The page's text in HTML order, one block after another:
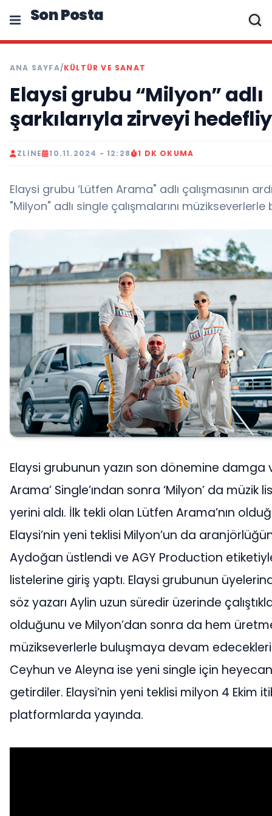
Son Posta
ANA SAYFA/KÜLTÜR VE SANAT
Elaysi grubu “Milyon” adlı
şarkılarıyla zirveyi
ZLINE 10.11.2024 - 12:28 1 DK OKUMA
Elaysi grubu ‘Lütfen Arama" adlı çalışmasının
"Milyon" adlı single çalışmalarını müzikseverlerle
Elaysi grubunun yazın son dönemine damga
Arama’ Single’ından sonra ‘Milyon’ da müzik
yerini aldı. İlk tekli olan Lütfen Arama’nın
Elaysi’nin yeni teklisi Milyon’un da
Aydoğan üstlendi ve AGY Production
listelerine giriş yaptı. Elaysi grubunun
söz yazarı Aylin uzun süredir üzerinde
olduğunu ve Milyon’dan sonra da hem
müzikseverlerle buluşmaya devam
Ceyhun ve Aleyna ise yeni single için
getirdiler. Elaysi’nin yeni teklisi milyon 4 Ekim
platformlarda yayında.